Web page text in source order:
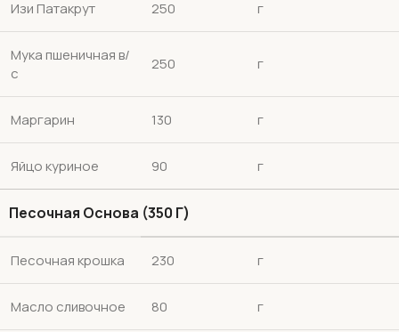
Изи Патакрут 250 г
Мука пшеничная в/
с
250 г
Маргарин 130 г
Яйцо куриное 90 г
Песочная Основа (350 Г)
Песочная крошка 230 г
Масло сливочное 80 г